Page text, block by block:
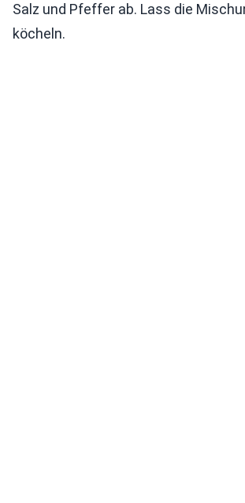
Salz und Pfeffer ab. Lass die
köcheln.